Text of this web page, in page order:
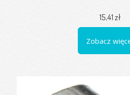
15,41 zł
Zobacz